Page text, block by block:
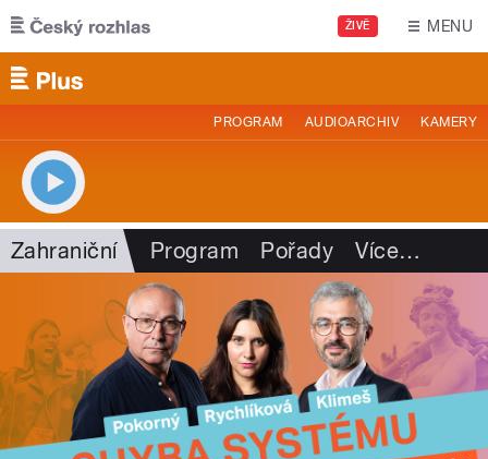
Přejít k hlavnímu obsahu
ŽIVĚ MENU
PROGRAM AUDIOARCHIV KAMERY
Zahraniční Program Pořady Více…